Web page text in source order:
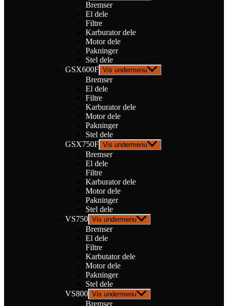
Bremser
El dele
Filtre
Karburator dele
Motor dele
Pakninger
Stel dele
GSX600F Vis undermenu
Bremser
El dele
Filtre
Karburator dele
Motor dele
Pakninger
Stel dele
GSX750F Vis undermenu
Bremser
El dele
Filtre
Karburator dele
Motor dele
Pakninger
Stel dele
VS750 Vis undermenu
Bremser
El dele
Filtre
Karbutator dele
Motor dele
Pakninger
Stel dele
VS800 Vis undermenu
Bremser